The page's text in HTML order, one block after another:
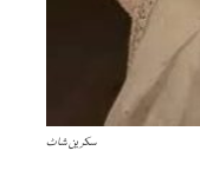
سکرین شاٹ